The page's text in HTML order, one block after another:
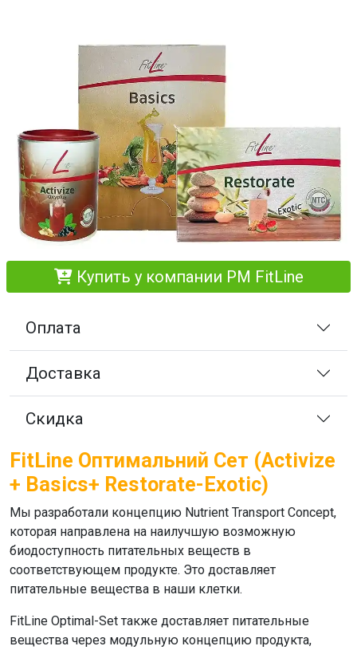
Купить у компании PM FitLine
Оплата
Доставка
Скидка
FitLine Oптимальний Cет (Activize
+ Basics+ Restorate-Exotic)
Мы разработали концепцию Nutrient Transport Concept,
которая направлена ​​на наилучшую возможную
биодоступность питательных веществ в
соответствующем продукте. Это доставляет
питательные вещества в наши клетки.
FitLine Optimal-Set также доставляет питательные
вещества через модульную концепцию продукта,